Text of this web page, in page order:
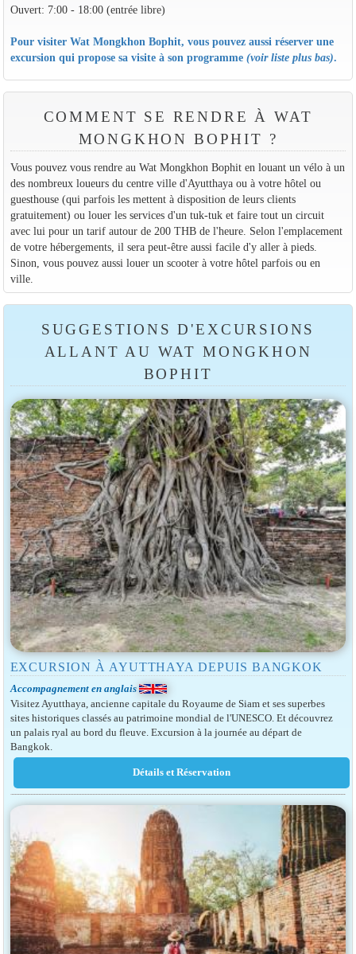
Ouvert: 7:00 - 18:00 (entrée libre)
Pour visiter Wat Mongkhon Bophit, vous pouvez aussi réserver une
excursion qui propose sa visite à son programme (voir liste plus bas).
COMMENT SE RENDRE À WAT
MONGKHON BOPHIT ?
Vous pouvez vous rendre au Wat Mongkhon Bophit en louant un vélo à un
des nombreux loueurs du centre ville d'Ayutthaya ou à votre hôtel ou
guesthouse (qui parfois les mettent à disposition de leurs clients
gratuitement) ou louer les services d'un tuk-tuk et faire tout un circuit
avec lui pour un tarif autour de 200 THB de l'heure. Selon l'emplacement
de votre hébergements, il sera peut-être aussi facile d'y aller à pieds.
Sinon, vous pouvez aussi louer un scooter à votre hôtel parfois ou en
ville.
SUGGESTIONS D'EXCURSIONS
ALLANT AU WAT MONGKHON
BOPHIT
EXCURSION À AYUTTHAYA DEPUIS BANGKOK
Accompagnement en anglais
Visitez Ayutthaya, ancienne capitale du Royaume de Siam et ses superbes
sites historiques classés au patrimoine mondial de l'UNESCO. Et découvrez
un palais ryal au bord du fleuve. Excursion à la journée au départ de
Bangkok.